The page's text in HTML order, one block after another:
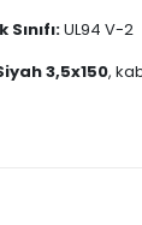
UL94 V-2
3,5x150,